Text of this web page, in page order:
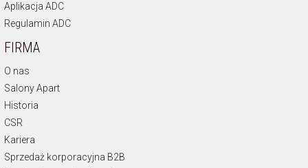
Aplikacja ADC
Regulamin ADC
FIRMA
O nas
Salony Apart
Historia
CSR
Kariera
Sprzedaż korporacyjna B2B